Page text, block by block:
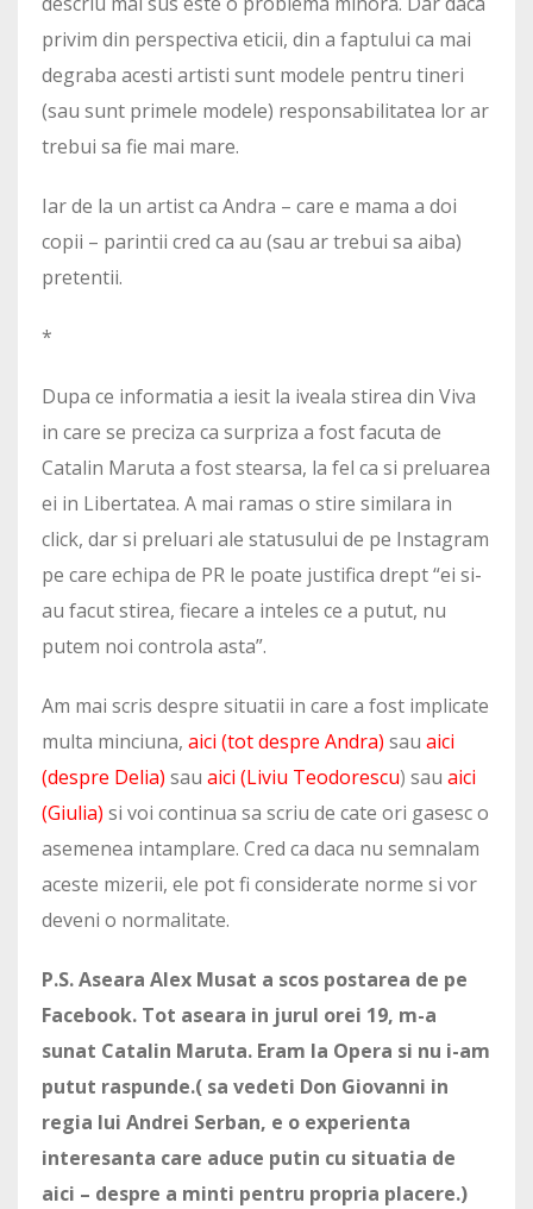
privim din perspectiva eticii, din a faptului ca mai
degraba acesti artisti sunt modele pentru tineri
(sau sunt primele modele) responsabilitatea lor ar
trebui sa fie mai mare.
Iar de la un artist ca Andra – care e mama a doi
copii – parintii cred ca au (sau ar trebui sa aiba)
pretentii.
*
Dupa ce informatia a iesit la iveala stirea din Viva
in care se preciza ca surpriza a fost facuta de
Catalin Maruta a fost stearsa, la fel ca si preluarea
ei in Libertatea. A mai ramas o stire similara in
click, dar si preluari ale statusului de pe Instagram
pe care echipa de PR le poate justifica drept “ei si-
au facut stirea, fiecare a inteles ce a putut, nu
putem noi controla asta”.
Am mai scris despre situatii in care a fost implicate
multa minciuna, aici (tot despre Andra) sau aici
(despre Delia) sau aici (Liviu Teodorescu) sau aici
(Giulia) si voi continua sa scriu de cate ori gasesc o
asemenea intamplare. Cred ca daca nu semnalam
aceste mizerii, ele pot fi considerate norme si vor
deveni o normalitate.
P.S. Aseara Alex Musat a scos postarea de pe
Facebook. Tot aseara in jurul orei 19, m-a
sunat Catalin Maruta. Eram la Opera si nu i-am
putut raspunde.( sa vedeti Don Giovanni in
regia lui Andrei Serban, e o experienta
interesanta care aduce putin cu situatia de
aici – despre a minti pentru propria placere.)